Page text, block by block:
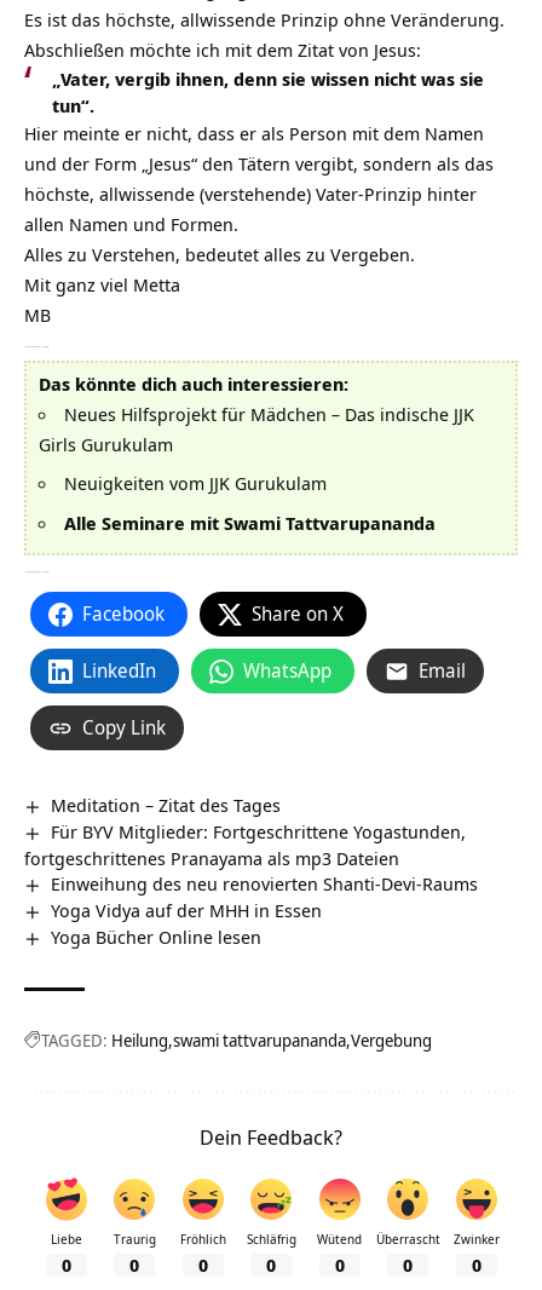
Es ist das höchste, allwissende Prinzip ohne Veränderung.
Abschließen möchte ich mit dem Zitat von Jesus:
„Vater, vergib ihnen, denn sie wissen nicht was sie
tun“.
Hier meinte er nicht, dass er als Person mit dem Namen
und der Form „Jesus“ den Tätern vergibt, sondern als das
höchste, allwissende (verstehende) Vater-Prinzip hinter
allen Namen und Formen.
Alles zu Verstehen, bedeutet alles zu Vergeben.
Mit ganz viel Metta
MB
—–
Das könnte dich auch interessieren:
Neues Hilfsprojekt für Mädchen – Das indische JJK
Girls Gurukulam
Neuigkeiten vom JJK Gurukulam
Alle Seminare mit Swami Tattvarupananda
—–
Facebook Share on X
LinkedIn WhatsApp Email
Copy Link
Meditation – Zitat des Tages
Für BYV Mitglieder: Fortgeschrittene Yogastunden,
fortgeschrittenes Pranayama als mp3 Dateien
Einweihung des neu renovierten Shanti-Devi-Raums
Yoga Vidya auf der MHH in Essen
Yoga Bücher Online lesen
TAGGED: Heilung swami tattvarupananda Vergebung
Dein Feedback?
Liebe
0
Traurig
0
Fröhlich
0
Schläfrig
0
Wütend
0
Überrascht
0
Zwinker
0